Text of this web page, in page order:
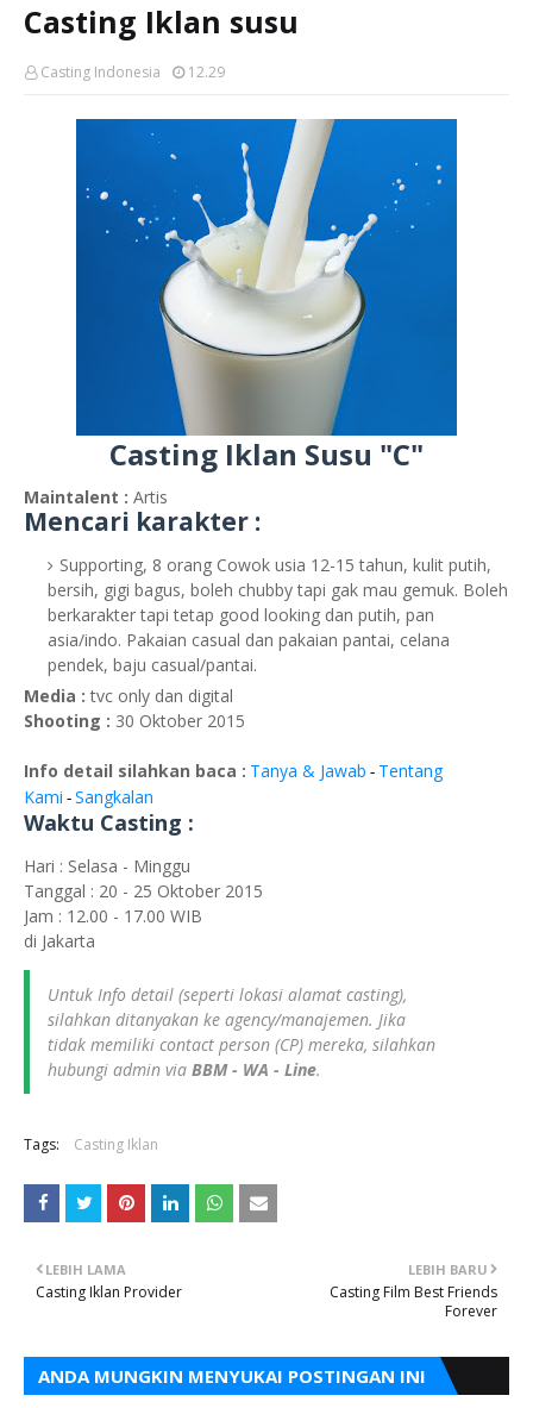
Casting Iklan susu
Casting Indonesia 12.29
Casting Iklan Susu "C"
Maintalent : Artis
Mencari karakter :
Supporting, 8 orang Cowok usia 12-15 tahun, kulit putih,
bersih, gigi bagus, boleh chubby tapi gak mau gemuk. Boleh
berkarakter tapi tetap good looking dan putih, pan
asia/indo. Pakaian casual dan pakaian pantai, celana
pendek, baju casual/pantai.
Media :tvc only dan digital
Shooting : 30 Oktober 2015
Info detail silahkan baca : Tanya & Jawab - Tentang
Kami - Sangkalan
Waktu Casting :
Hari : Selasa - Minggu
Tanggal : 20 - 25 Oktober 2015
Jam : 12.00 - 17.00 WIB
di Jakarta
Untuk Info detail (seperti lokasi alamat casting),
silahkan ditanyakan ke agency/manajemen. Jika
tidak memiliki contact person (CP) mereka, silahkan
hubungi admin via BBM - WA - Line.
Tags: Casting Iklan
LEBIH BARU
Casting Film Best Friends
Forever
LEBIH LAMA
Casting Iklan Provider
ANDA MUNGKIN MENYUKAI POSTINGAN INI